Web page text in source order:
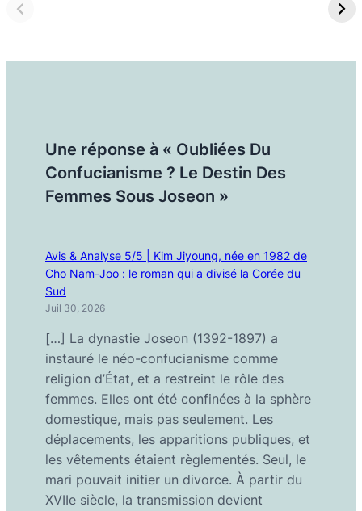
Une réponse à « Oubliées Du
Confucianisme ? Le Destin Des
Femmes Sous Joseon »
Avis & Analyse 5/5 | Kim Jiyoung, née en 1982 de
Cho Nam-Joo : le roman qui a divisé la Corée du
Sud
Juil 30, 2026
[…] La dynastie Joseon (1392-1897) a
instauré le néo-confucianisme comme
religion d’État, et a restreint le rôle des
femmes. Elles ont été confinées à la sphère
domestique, mais pas seulement. Les
déplacements, les apparitions publiques, et
les vêtements étaient règlementés. Seul, le
mari pouvait initier un divorce. À partir du
XVIIe siècle, la transmission devient